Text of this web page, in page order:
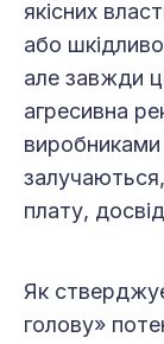
якісних
або
але завжди
агресивна
виробниками
плату,
Як
голову»